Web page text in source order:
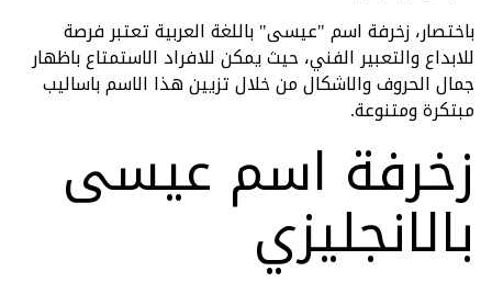
باختصار، زخرفة اسم "عيسى" باللغة العربية تعتبر فرصة
للابداع والتعبير الفني، حيث يمكن للافراد الاستمتاع باظهار
جمال الحروف والاشكال من خلال تزيين هذا الاسم باساليب
مبتكرة ومتنوعة.
زخرفة اسم عيسى
بالانجليزي